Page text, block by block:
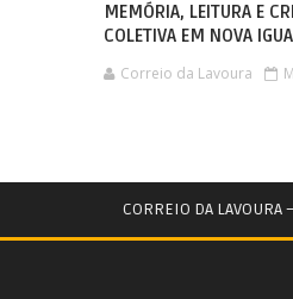
MEMÓRIA, LEITURA E
COLETIVA EM NOVA
Correio da Lavoura
CORREIO DA LAVOURA